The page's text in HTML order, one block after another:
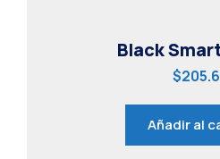
Black
$
Añadir al